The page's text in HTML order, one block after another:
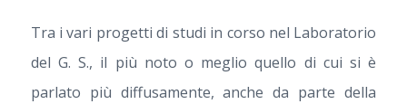
Tra i vari progetti di studi in corso nel Laboratorio
del G. S., il più noto o meglio quello di cui si è
parlato più diffusamente, anche da parte della